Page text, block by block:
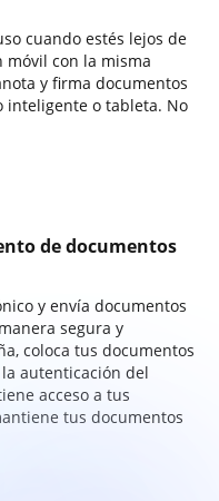
cuando estés lejos de
con la misma
y firma documentos
inteligente o tableta. No
de documentos
y envía documentos
segura y
coloca tus documentos
autenticación del
acceso a tus
tus documentos